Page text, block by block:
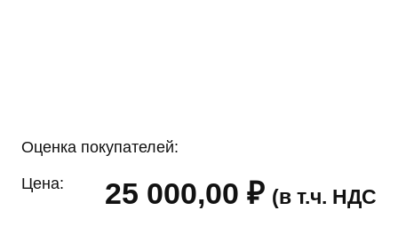
Оценка покупателей:
Цена: 25 000,00 ₽ (в т.ч. НДС